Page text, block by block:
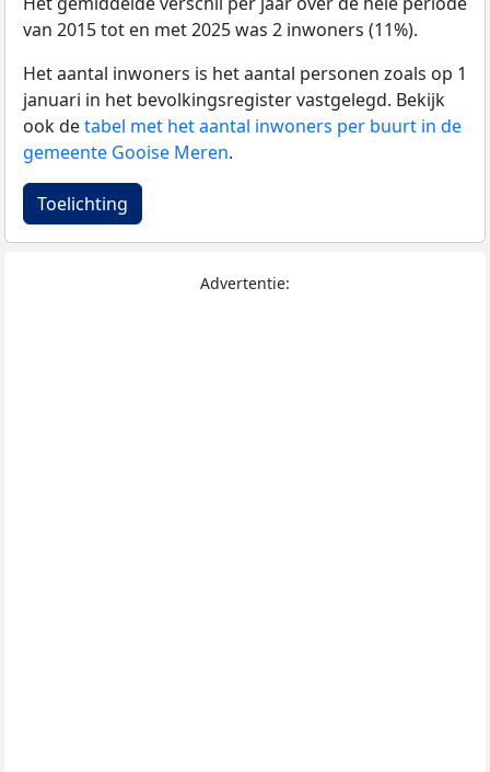
van 2015 tot en met 2025 was 2 inwoners (11%).
Het aantal inwoners is het aantal personen zoals op 1
januari in het bevolkingsregister vastgelegd. Bekijk
ook detabel met het aantal inwoners per buurt in de
gemeente Gooise Meren.
Toelichting
Advertentie: